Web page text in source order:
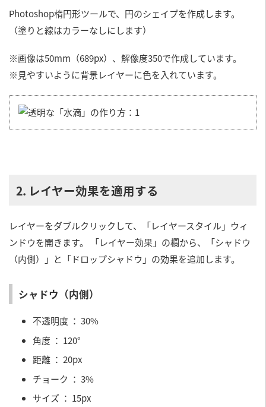
Photoshop楕円形ツールで、円のシェイプを作成します。
（塗りと線はカラーなしにします）
※画像は50mm（689px）、解像度350で作成しています。
※見やすいように背景レイヤーに色を入れています。
2. レイヤー効果を適用する
レイヤーをダブルクリックして、「レイヤースタイル」ウィ
ンドウを開きます。 「レイヤー効果」の欄から、「シャドウ
（内側）」と「ドロップシャドウ」の効果を追加します。
シャドウ（内側）
不透明度 ： 30%
角度 ： 120°
距離 ： 20px
チョーク ： 3%
サイズ ： 15px